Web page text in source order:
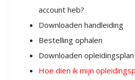
account heb?
Downloaden handleiding
Bestelling ophalen
Downloaden opleidingsplan
Hoe dien ik mijn